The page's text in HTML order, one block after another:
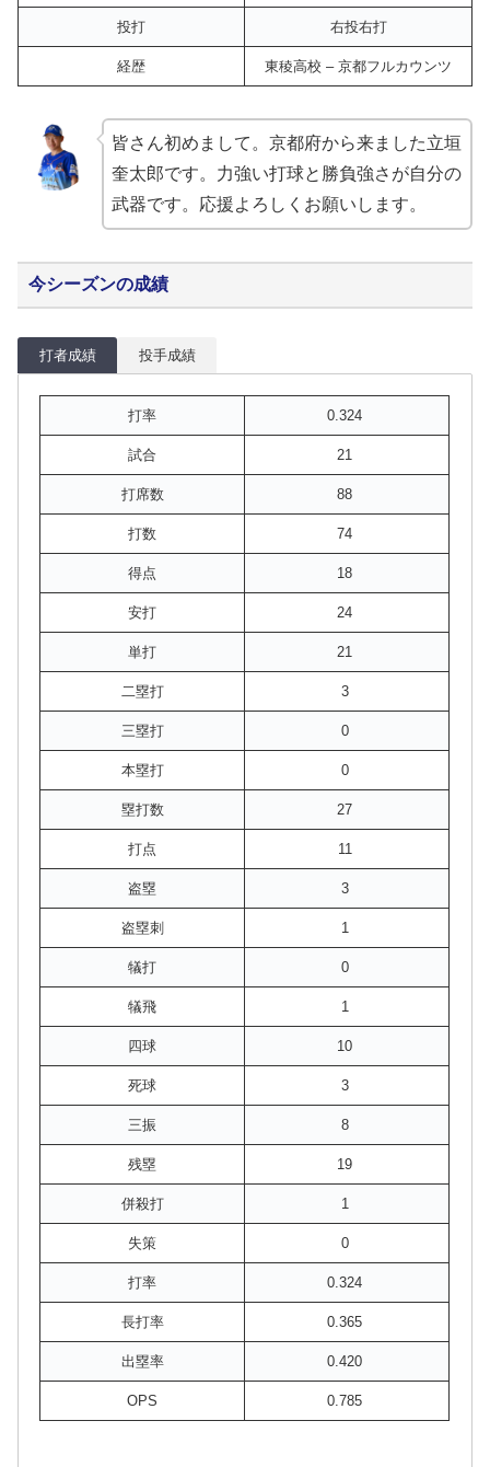
投打 右投右打
経歴 東稜高校 – 京都フルカウンツ
皆さん初めまして。京都府から来ました立垣
奎太郎です。力強い打球と勝負強さが自分の
武器です。応援よろしくお願いします。
今シーズンの成績
打者成績 投手成績
打率 0.324
試合 21
打席数 88
打数 74
得点 18
安打 24
単打 21
二塁打 3
三塁打 0
本塁打 0
塁打数 27
打点 11
盗塁 3
盗塁刺 1
犠打 0
犠飛 1
四球 10
死球 3
三振 8
残塁 19
併殺打 1
失策 0
打率 0.324
長打率 0.365
出塁率 0.420
OPS 0.785